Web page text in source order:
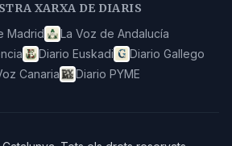
XARXA DE DIARIS
Madrid
La Voz de Andalucía
Diario Euskadi
Diario Gallego
Canaria
Diario PYME